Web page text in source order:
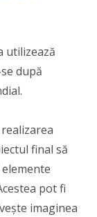
utilizează
după
final să
pot fi
imaginea